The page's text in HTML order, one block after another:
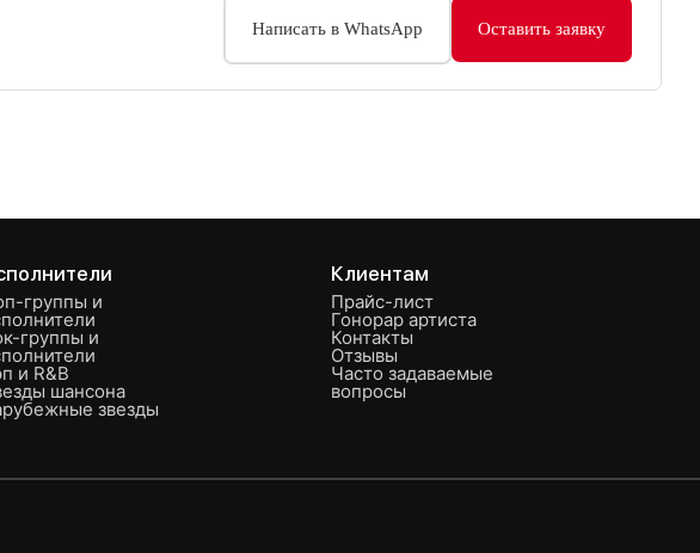
Написать в WhatsApp Оставить заявку
группы и
группы и
и R&B
шансона
звезды
Клиентам
Прайс-лист
Гонорар артиста
Контакты
Отзывы
Часто задаваемые
вопросы